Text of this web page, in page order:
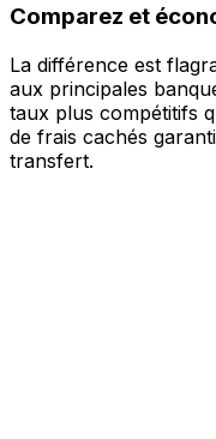
Comparez et
La différence est
aux principales
taux plus compétitifs
de frais cachés
transfert.